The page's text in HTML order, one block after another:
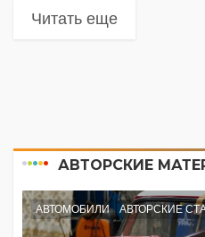
Читать еще
АВТОРСКИЕ
АВТОМОБИЛИ АВТОРСКИЕ